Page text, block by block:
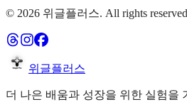
© 2026 위글플러스. All rights
위글플러스
더 나은 배움과 성장을 위한 실험을